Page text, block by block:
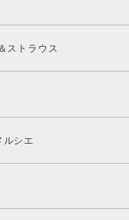
ストラウス
ルシエ